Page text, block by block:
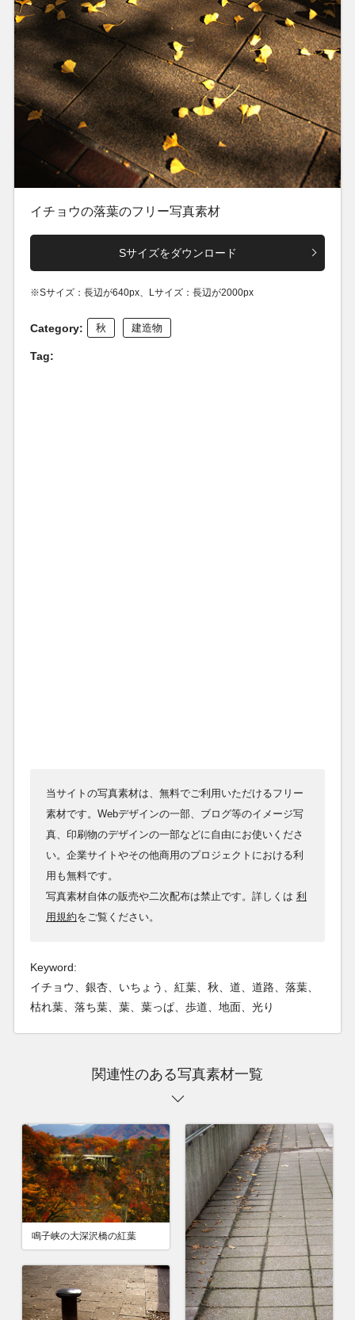
イチョウの落葉のフリー写真素材
Sサイズをダウンロード
※Sサイズ：長辺が640px、Lサイズ：長辺が2000px
Category: 秋 建造物
Tag:
当サイトの写真素材は、無料でご利用いただけるフリー
素材です。Webデザインの一部、ブログ等のイメージ写
真、印刷物のデザインの一部などに自由にお使いくださ
い。企業サイトやその他商用のプロジェクトにおける利
用も無料です。
写真素材自体の販売や二次配布は禁止です。詳しくは 利
用規約をご覧ください。
Keyword:
イチョウ、銀杏、いちょう、紅葉、秋、道、道路、落葉、
枯れ葉、落ち葉、葉、葉っぱ、歩道、地面、光り
関連性のある写真素材一覧
鳴子峡の大深沢橋の紅葉